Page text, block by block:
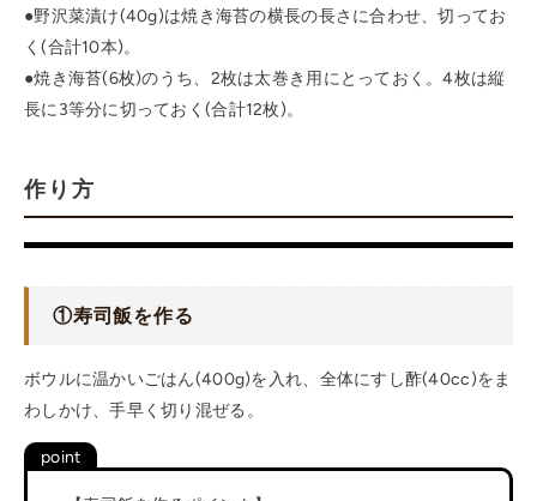
●野沢菜漬け(40g)は焼き海苔の横長の長さに合わせ、切ってお
く(合計10本)。
●焼き海苔(6枚)のうち、2枚は太巻き用にとっておく。4枚は縦
長に3等分に切っておく(合計12枚)。
作り方
①寿司飯を作る
ボウルに温かいごはん(400g)を入れ、全体にすし酢(40cc)をま
わしかけ、手早く切り混ぜる。